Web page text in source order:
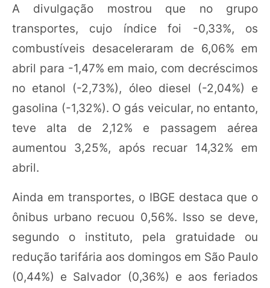
A divulgação mostrou que no grupo
transportes, cujo índice foi -0,33%, os
combustíveis desaceleraram de 6,06% em
abril para -1,47% em maio, com decréscimos
no etanol (-2,73%), óleo diesel (-2,04%) e
gasolina (-1,32%). O gás veicular, no entanto,
teve alta de 2,12% e passagem aérea
aumentou 3,25%, após recuar 14,32% em
abril.
Ainda em transportes, o IBGE destaca que o
ônibus urbano recuou 0,56%. Isso se deve,
segundo o instituto, pela gratuidade ou
redução tarifária aos domingos em São Paulo
(0,44%) e Salvador (0,36%) e aos feriados